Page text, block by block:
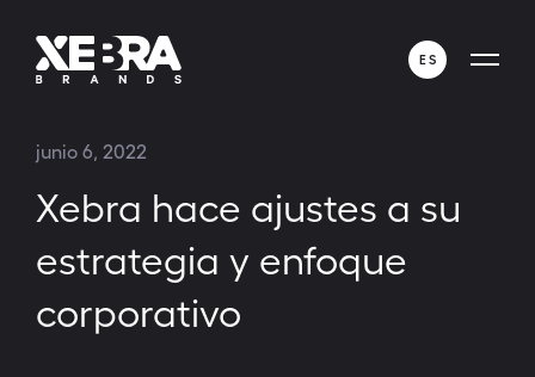
ES
junio 6, 2022
Xebra hace ajustes a su
estrategia y enfoque
corporativo